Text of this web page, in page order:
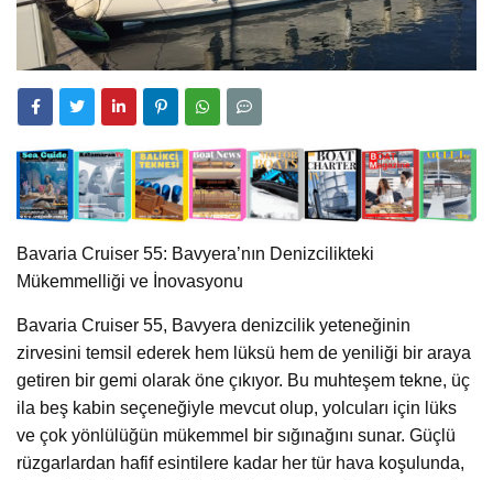
Bavaria Cruiser 55: Bavyera’nın Denizcilikteki
Mükemmelliği ve İnovasyonu
Bavaria Cruiser 55, Bavyera denizcilik yeteneğinin
zirvesini temsil ederek hem lüksü hem de yeniliği bir araya
getiren bir gemi olarak öne çıkıyor. Bu muhteşem tekne, üç
ila beş kabin seçeneğiyle mevcut olup, yolcuları için lüks
ve çok yönlülüğün mükemmel bir sığınağını sunar. Güçlü
rüzgarlardan hafif esintilere kadar her tür hava koşulunda,